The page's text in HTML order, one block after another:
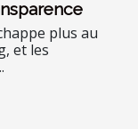
plus au
et les